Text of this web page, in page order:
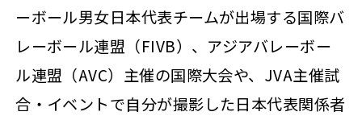
ーボール男女日本代表チームが出場する国際バ
レーボール連盟（FIVB）、アジアバレーボー
ル連盟（AVC）主催の国際大会や、JVA主催試
合・イベントで自分が撮影した日本代表関係者